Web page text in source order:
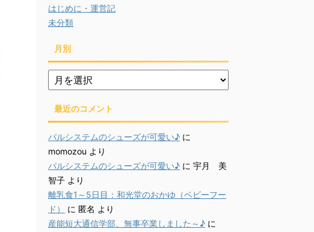
はじめに・運営記
未分類
月別
月
別
最近のコメント
パルシステムのシューズが可愛い♪ に
momozou より
パルシステムのシューズが可愛い♪ に 宇月 美
智子 より
離乳食1～5日目：和光堂のおかゆ（ベビーフー
ド）
に 匿名 より
産能短大通信学部、無事卒業しました～♪ に